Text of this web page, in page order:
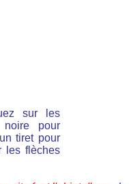
sur les
pour
tiret pour
les flèches